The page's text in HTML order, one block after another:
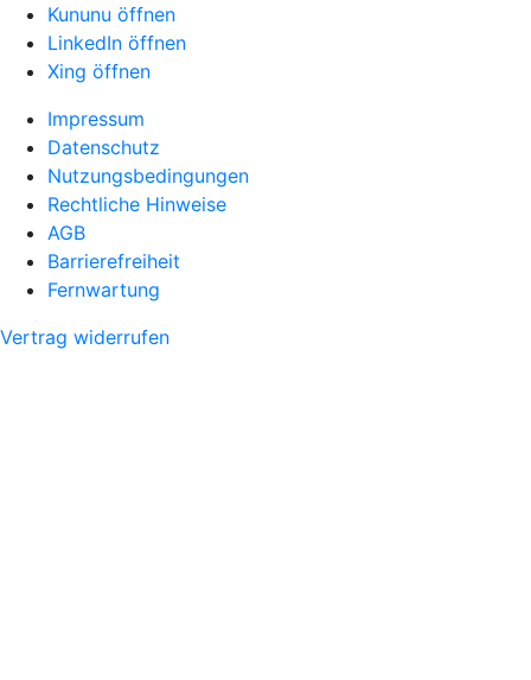
Kununu öffnen
LinkedIn öffnen
Xing öffnen
Impressum
Datenschutz
Nutzungsbedingungen
Rechtliche Hinweise
AGB
Barrierefreiheit
Fernwartung
Vertrag widerrufen